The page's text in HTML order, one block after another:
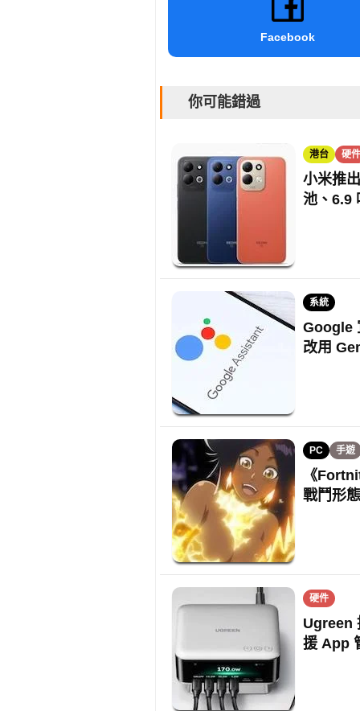
Facebook
你可能錯過
港台 硬件
小米推
池、6.9
系統
Google
改用
PC 手遊
《
戰鬥形
硬件
Ugreen
援 App